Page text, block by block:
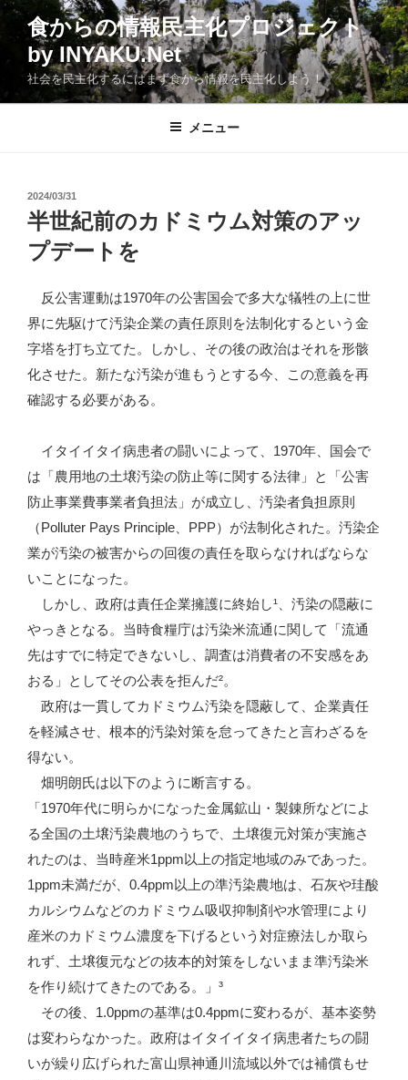
コ
食からの情報民主化プロジェクト
by INYAKU.Net
社会を民主化するにはまず食から情報を民主化しよう！
メニュー
投
稿
日:
2024/03/31
半世紀前のカドミウム対策のアッ
プデートを
反公害運動は1970年の公害国会で多大な犠牲の上に世
界に先駆けて汚染企業の責任原則を法制化するという金
字塔を打ち立てた。しかし、その後の政治はそれを形骸
化させた。新たな汚染が進もうとする今、この意義を再
確認する必要がある。
イタイイタイ病患者の闘いによって、1970年、国会で
は「農用地の土壌汚染の防止等に関する法律」と「公害
防止事業費事業者負担法」が成立し、汚染者負担原則
（Polluter Pays Principle、PPP）が法制化された。汚染企
業が汚染の被害からの回復の責任を取らなければならな
いことになった。
しかし、政府は責任企業擁護に終始し¹、汚染の隠蔽に
やっきとなる。当時食糧庁は汚染米流通に関して「流通
先はすでに特定できないし、調査は消費者の不安感をあ
おる」としてその公表を拒んだ²。
政府は一貫してカドミウム汚染を隠蔽して、企業責任
を軽減させ、根本的汚染対策を怠ってきたと言わざるを
得ない。
畑明朗氏は以下のように断言する。
「1970年代に明らかになった金属鉱山・製錬所などによ
る全国の土壌汚染農地のうちで、土壌復元対策が実施さ
れたのは、当時産米1ppm以上の指定地域のみであった。
1ppm未満だが、0.4ppm以上の準汚染農地は、石灰や珪酸
カルシウムなどのカドミウム吸収抑制剤や水管理により
産米のカドミウム濃度を下げるという対症療法しか取ら
れず、土壌復元などの抜本的対策をしないまま準汚染米
を作り続けてきたのである。」³
その後、1.0ppmの基準は0.4ppmに変わるが、基本姿勢
は変わらなかった。政府はイタイイタイ病患者たちの闘
いが繰り広げられた富山県神通川流域以外では補償もせ